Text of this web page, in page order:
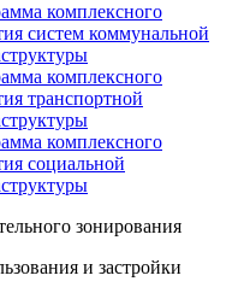
комплексного
систем коммунальной
комплексного
транспортной
комплексного
социальной
зонирования
и застройки